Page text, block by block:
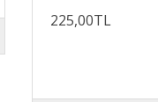
225,00TL